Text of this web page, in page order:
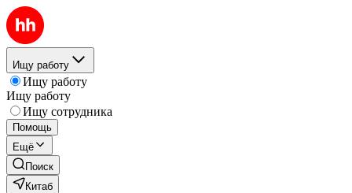
Ищу работу
Ищу работу
Ищу работу
Ищу сотрудника
Помощь
Ещё
Поиск
Китаб